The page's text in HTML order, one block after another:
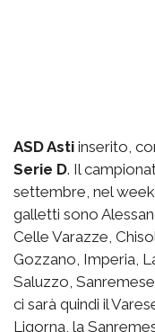
ASD Asti inserito,
Serie D. Il
settembre, nel
galletti sono
Celle Varazze,
Gozzano, Imperia,
Saluzzo,
ci sarà quindi il
Ligorna, la